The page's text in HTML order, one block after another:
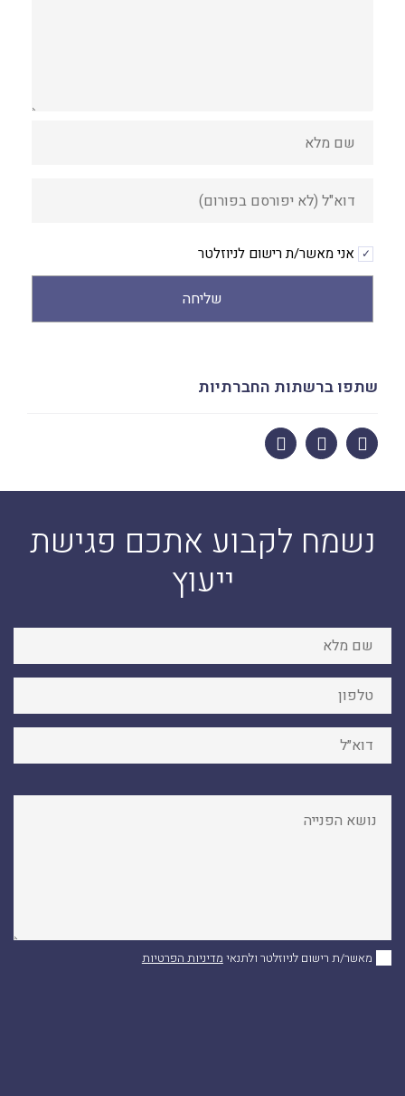
אני מאשר/ת רישום לניוזלטר
שליחה
שתפו ברשתות החברתיות
נשמח לקבוע אתכם פגישת
ייעוץ
מאשר/ת רישום לניוזלטר ולתנאי מדיניות הפרטיות